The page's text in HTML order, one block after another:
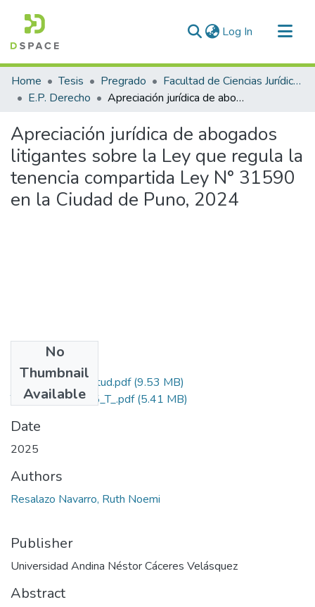
Log In (current)
Communities & Collections
All of DSpace
Home Tesis Pregrado
Facultad de Ciencias Jurídicas y Políticas
E.P. Derecho
Apreciación jurídica de abogados litigantes sobre la Ley que regula la tenencia compartida Ley N° 31590 en la Ciudad de Puno, 2024
Apreciación jurídica de abogados
litigantes sobre la Ley que regula la
tenencia compartida Ley N° 31590
en la Ciudad de Puno, 2024
No
Thumbnail
Available
Grado de Similitud.pdf(9.53 MB)
T036_75362835_T_.pdf(5.41 MB)
Date
2025
Authors
Resalazo Navarro, Ruth Noemi
Publisher
Universidad Andina Néstor Cáceres Velásquez
Abstract